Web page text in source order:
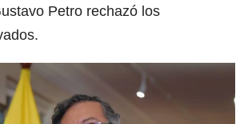
Petro rechazó los